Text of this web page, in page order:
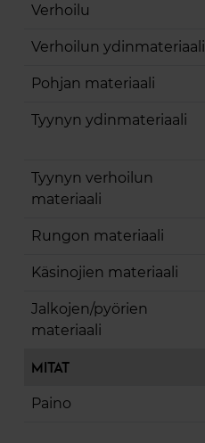
Verhoilu
Verhoilun ydinmateriaali
Pohjan materiaali
Tyynyn ydinmateriaali
Tyynyn verhoilun
materiaali
Rungon materiaali
Käsinojien materiaali
Jalkojen/pyörien
materiaali
Mitat
Paino